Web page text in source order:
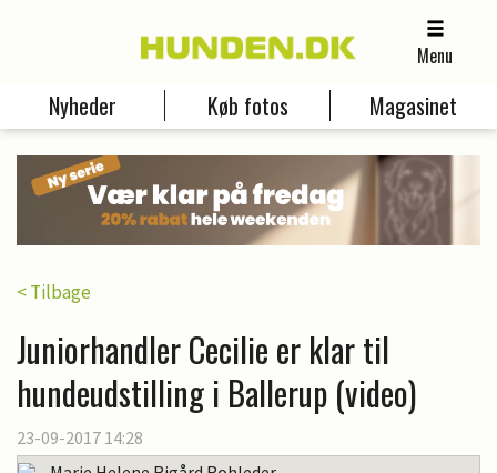
Menu
Nyheder Køb fotos Magasinet
< Tilbage
Juniorhandler Cecilie er klar til
hundeudstilling i Ballerup (video)
23-09-2017 14:28